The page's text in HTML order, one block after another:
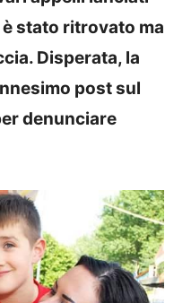
stato ritrovato ma
Disperata, la
post sul
denunciare